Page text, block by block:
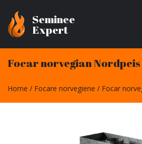
Seminee
Expert
Focar norvegian Nordpeis
Home Focare norvegiene Focar